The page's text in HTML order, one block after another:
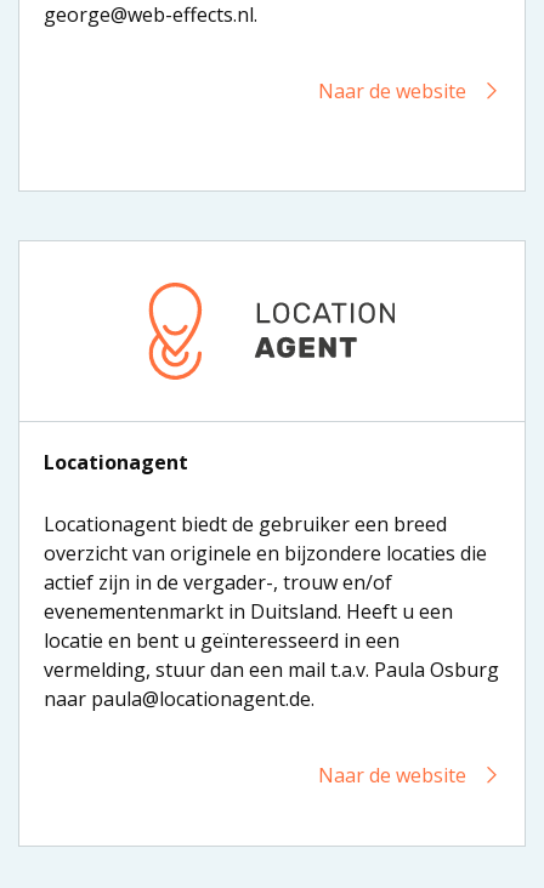
george@web-effects.nl.
Naar de website
Locationagent
Locationagent biedt de gebruiker een breed
overzicht van originele en bijzondere locaties die
actief zijn in de vergader-, trouw en/of
evenementenmarkt in Duitsland. Heeft u een
locatie en bent u geïnteresseerd in een
vermelding, stuur dan een mail t.a.v. Paula Osburg
naar paula@locationagent.de.
Naar de website